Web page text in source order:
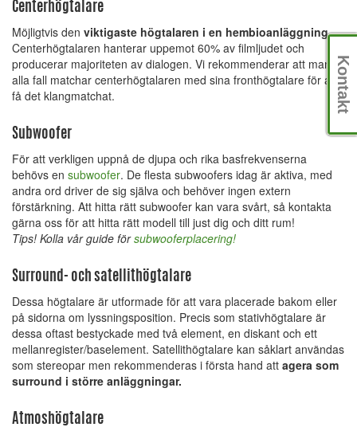
Centerhögtalare
Möjligtvis den viktigaste högtalaren i en hembioanläggning.
Centerhögtalaren hanterar uppemot 60% av filmljudet och
producerar majoriteten av dialogen. Vi rekommenderar att man i
alla fall matchar centerhögtalaren med sina fronthögtalare för att
få det klangmatchat.
Subwoofer
För att verkligen uppnå de djupa och rika basfrekvenserna
behövs en subwoofer. De flesta subwoofers idag är aktiva, med
andra ord driver de sig själva och behöver ingen extern
förstärkning. Att hitta rätt subwoofer kan vara svårt, så kontakta
gärna oss för att hitta rätt modell till just dig och ditt rum!
Tips! Kolla vår guide försubwooferplacering!
Surround- och satellithögtalare
Dessa högtalare är utformade för att vara placerade bakom eller
på sidorna om lyssningsposition. Precis som stativhögtalare är
dessa oftast bestyckade med två element, en diskant och ett
mellanregister/baselement. Satellithögtalare kan såklart användas
som stereopar men rekommenderas i första hand att agera som
surround i större anläggningar.
Atmoshögtalare
Kontakt